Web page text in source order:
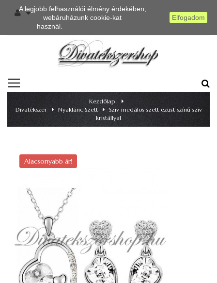
A legjobb felhasználói élmény érdekében,
webáruházunk cookie-kat
használ.
Elfogadom
TOGGLE
NAVIGATION
Kezdőlap
>
Divatékszer
> Nyaklánc Szett > Szív medálos szett ezüst színű szív
kristállyal
Alacsonyabb ár!